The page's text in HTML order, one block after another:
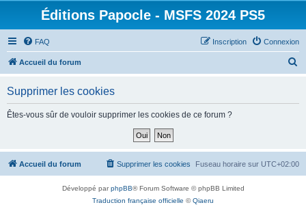
Éditions Papocle - MSFS 2024 PS5
FAQ Connexion
Inscription
Accueil du forum
h
Supprimer les cookies
Êtes-vous sûr de vouloir supprimer les cookies de ce forum ?
Accueil du forum Fuseau horaire sur UTC+02:00
Supprimer les cookies
Développé parphpBB® Forum Software © phpBB Limited
Traduction française officielle ©Qiaeru